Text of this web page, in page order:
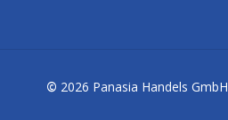
© 2026 Panasia Handels GmbH